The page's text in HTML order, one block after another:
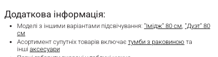
Додаткова інформація:
Моделі з іншими варіантами підсвічування: "Імідж" 80 см, "Дуэт" 80
см
Асортимент супутніх товарів включає тумби з раковиною та
інші аксесуари